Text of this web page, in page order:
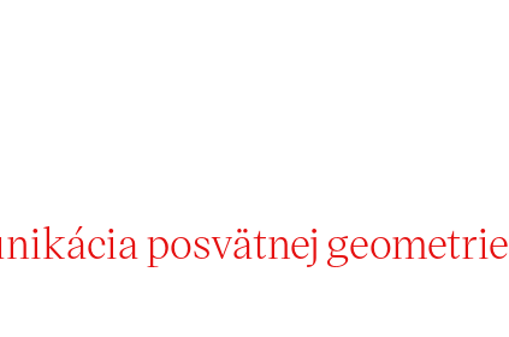
posvätnej geometrie